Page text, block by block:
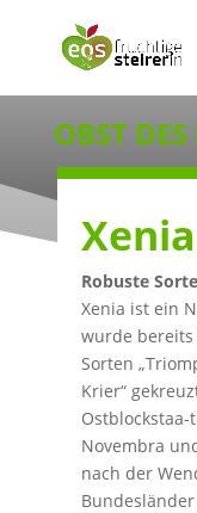
OBST
Xenia
Robuste
Xenia ist ein
wurde bereits
Sorten
Krier“
Novembra
nach der